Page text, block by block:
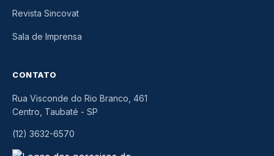
Revista Sincovat
Sala de Imprensa
CONTATO
Rua Visconde do Rio Branco, 461
Centro, Taubaté - SP
(12) 3632-6570